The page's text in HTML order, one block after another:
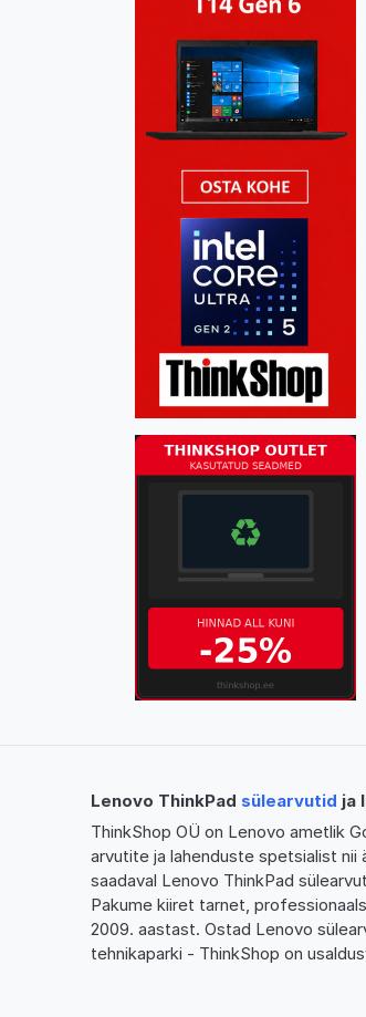
Lenovo ThinkPad sülearvutid ja
ThinkShop OÜ on Lenovo ametlik
arvutite ja lahenduste spetsialist
saadaval Lenovo ThinkPad
Pakume kiiret tarnet,
2009. aastast. Ostad Lenovo
tehnikaparki - ThinkShop on